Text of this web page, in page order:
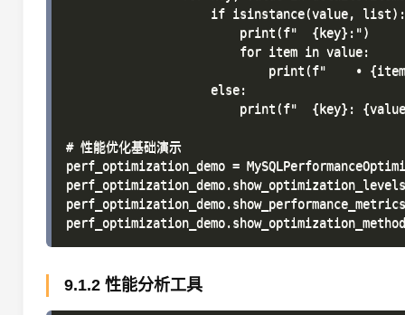
                    if isinstance(value, list):
                        print(f"  {key}:")
                        for item in value:
print(f"    •
                    else:
print(f"  {key}:
# 性能优化基础演示
perf_optimization_demo =
9.1.2 性能分析工具